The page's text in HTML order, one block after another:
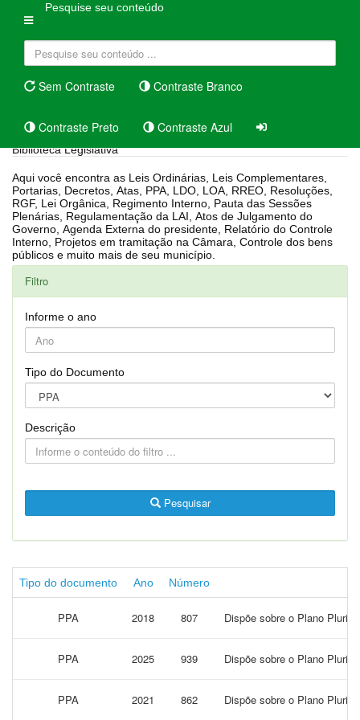
Pesquise seu conteúdo
Sem Contraste Contraste Branco
Contraste Preto Contraste Azul
Biblioteca Legislativa
Aqui você encontra as Leis Ordinárias, Leis Complementares,
Portarias, Decretos, Atas, PPA, LDO, LOA, RREO, Resoluções,
RGF, Lei Orgânica, Regimento Interno, Pauta das Sessões
Plenárias, Regulamentação da LAI, Atos de Julgamento do
Governo, Agenda Externa do presidente, Relatório do Controle
Interno, Projetos em tramitação na Câmara, Controle dos bens
públicos e muito mais de seu município.
Filtro
Informe o ano
Tipo do Documento
Descrição
Pesquisar
Tipo do documento Ano Número
PPA 2018 807 Dispõe sobre o Plano
PPA 2025 939 Dispõe sobre o Plano
PPA 2021 862 Dispõe sobre o Plano